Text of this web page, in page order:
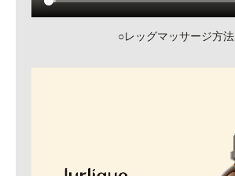
○レッグマッサージ方法